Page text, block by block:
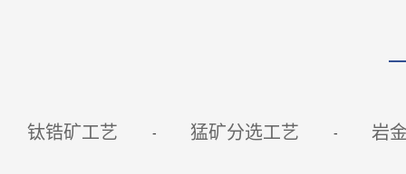
钛锆矿工艺 猛矿分选工艺 岩